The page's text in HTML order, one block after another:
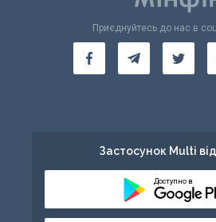
Приєднуйтесь до нас в
Застосунок Multi
Доступно в